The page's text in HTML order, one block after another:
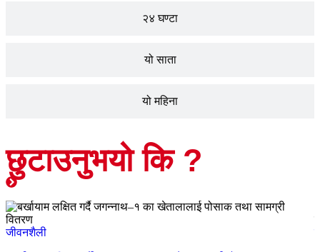
२४ घण्टा
यो साता
यो महिना
छुटाउनुभयो कि ?
जीवनशैली